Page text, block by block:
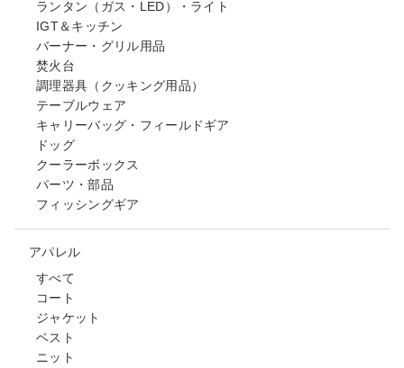
ランタン（ガス・LED）・ライト
IGT＆キッチン
バーナー・グリル用品
焚火台
調理器具（クッキング用品）
テーブルウェア
キャリーバッグ・フィールドギア
ドッグ
クーラーボックス
パーツ・部品
フィッシングギア
アパレル
すべて
コート
ジャケット
ベスト
ニット